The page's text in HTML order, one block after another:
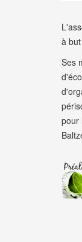
à
Ses
pour